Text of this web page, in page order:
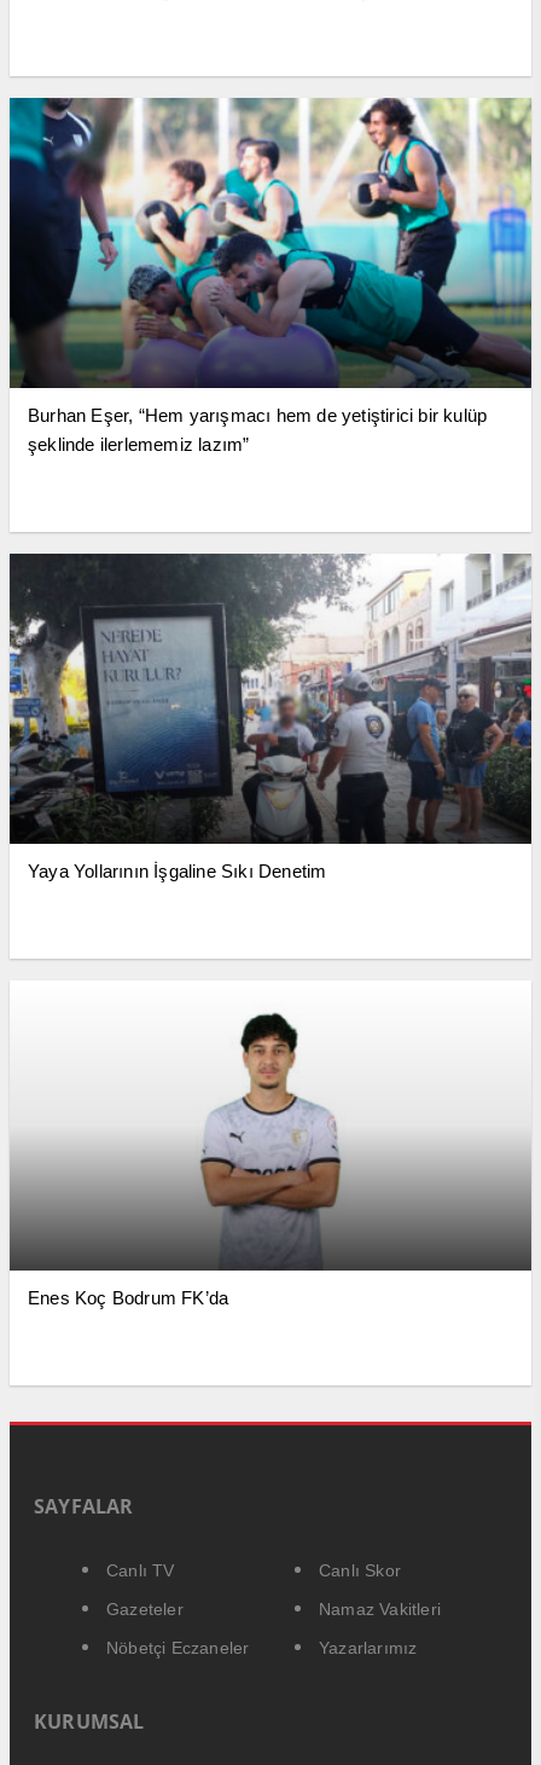
Burhan Eşer, “Hem yarışmacı hem de yetiştirici bir kulüp
şeklinde ilerlememiz lazım”
Yaya Yollarının İşgaline Sıkı Denetim
Enes Koç Bodrum FK’da
SAYFALAR
Canlı TV
Canlı Skor
Gazeteler
Namaz Vakitleri
Nöbetçi Eczaneler
Yazarlarımız
KURUMSAL